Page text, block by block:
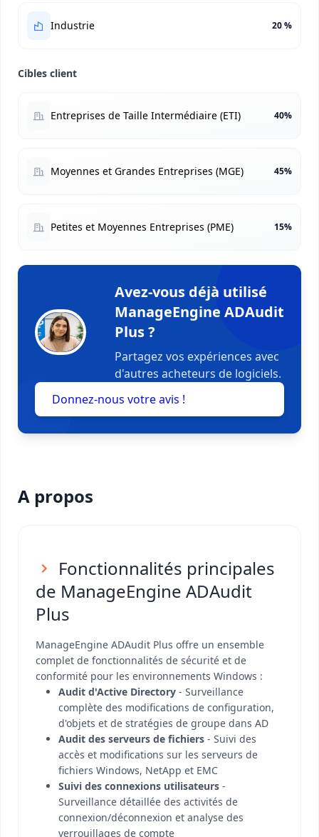
Industrie 20 %
Cibles client
Entreprises de Taille Intermédiaire (ETI) 40%
Moyennes et Grandes Entreprises (MGE) 45%
Petites et Moyennes Entreprises (PME) 15%
Avez-vous déjà utilisé
ManageEngine ADAudit
Plus ?
Partagez vos expériences avec
d'autres acheteurs de logiciels.
Donnez-nous votre avis !
A propos
Fonctionnalités principales
de ManageEngine ADAudit
Plus
ManageEngine ADAudit Plus offre un ensemble
complet de fonctionnalités de sécurité et de
conformité pour les environnements Windows :
Audit d'Active Directory - Surveillance
complète des modifications de configuration,
d'objets et de stratégies de groupe dans AD
Audit des serveurs de fichiers - Suivi des
accès et modifications sur les serveurs de
fichiers Windows, NetApp et EMC
Suivi des connexions utilisateurs -
Surveillance détaillée des activités de
connexion/déconnexion et analyse des
verrouillages de compte